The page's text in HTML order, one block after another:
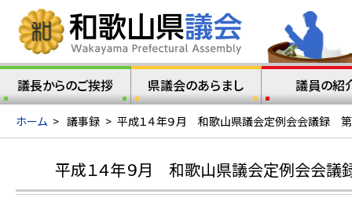
議長からのご挨拶 県議会のあらまし 議員の紹
ホーム > 議事録 > 平成１４年９月 和歌山県議会定例会会議録 第
平成１４年９月 和歌山県議会定例会会議